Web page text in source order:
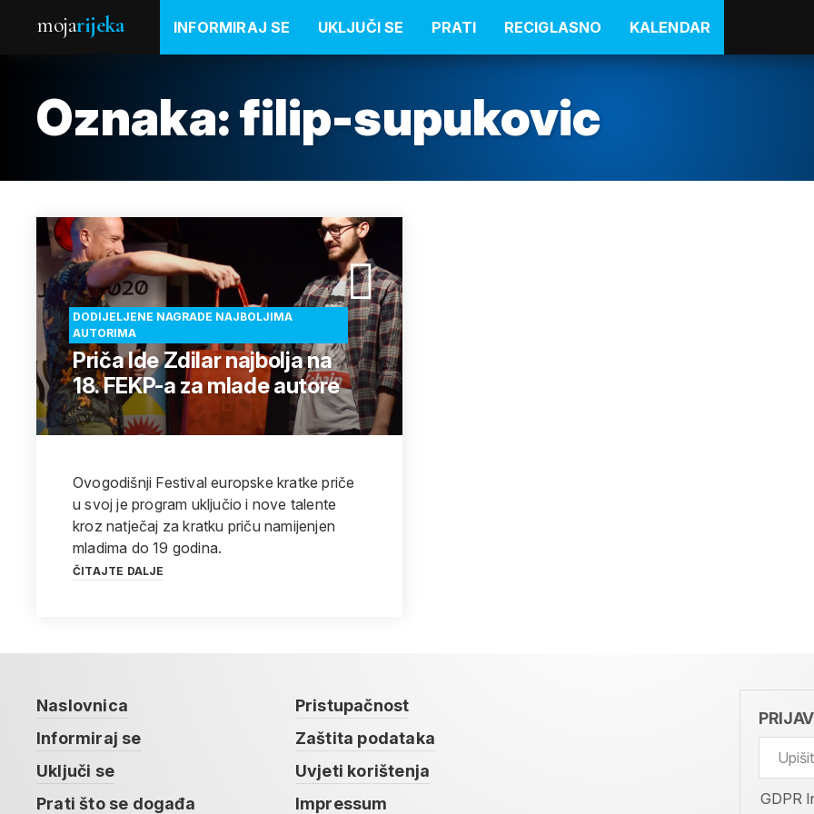
mojarijeka INFORMIRAJ SE UKLJUČI SE PRATI RECIGLASNO KALENDAR
Oznaka:filip-supukovic
DODIJELJENE NAGRADE NAJBOLJIMA
AUTORIMA
Priča Ide Zdilar najbolja na
18. FEKP-a za mlade autore
Ovogodišnji Festival europske kratke priče
u svoj je program uključio i nove talente
kroz natječaj za kratku priču namijenjen
mladima do 19 godina.
ČITAJTE DALJE
Naslovnica
Informiraj se
Uključi se
Prati što se događa
Pristupačnost
Zaštita podataka
Uvjeti korištenja
Impressum
GDPR